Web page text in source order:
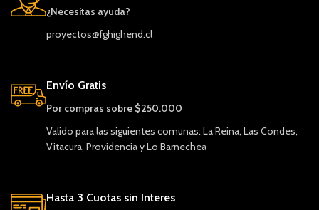
¿Necesitas ayuda?
proyectos@fghighend.cl
Envío Gratis
Por compras sobre $250.000
Valido para las siguientes comunas: La Reina, Las Condes,
Vitacura, Providencia y Lo Barnechea
Hasta 3 Cuotas sin Interes